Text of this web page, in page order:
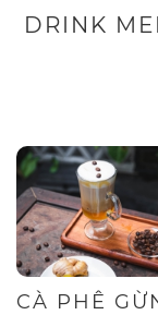
DRINK
CÀ PHÊ